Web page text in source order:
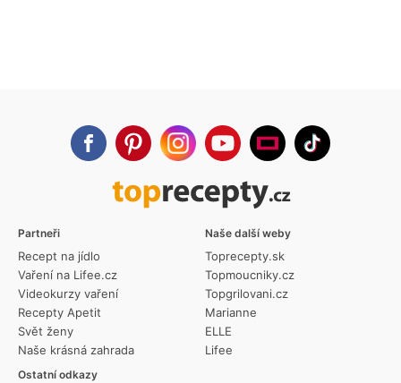
Partneři
Recept na jídlo
Vaření na Lifee.cz
Videokurzy vaření
Recepty Apetit
Svět ženy
Naše krásná zahrada
Ostatní odkazy
Naše další weby
Toprecepty.sk
Topmoucniky.cz
Topgrilovani.cz
Marianne
ELLE
Lifee